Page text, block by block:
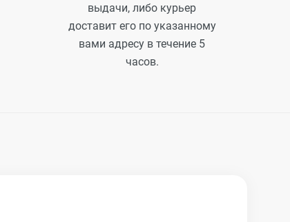
выдачи, либо курьер
доставит его по указанному
вами адресу в течение 5
часов.